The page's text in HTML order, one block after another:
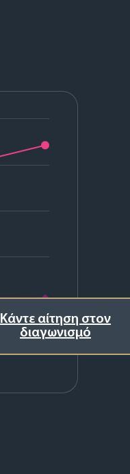
Κάντε αίτηση στον
διαγωνισμό
2026